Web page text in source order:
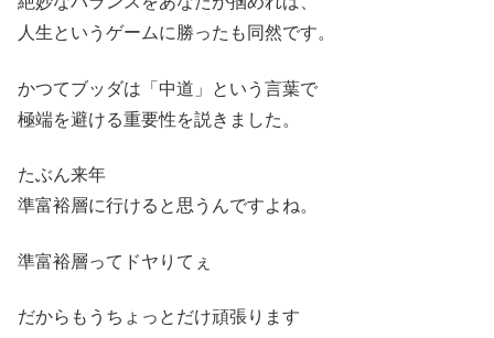
人生というゲームに勝ったも同然です。
かつてブッダは「中道」という言葉で
極端を避ける重要性を説きました。
たぶん来年
準富裕層に行けると思うんですよね。
準富裕層ってドヤりてぇ
だからもうちょっとだけ頑張ります